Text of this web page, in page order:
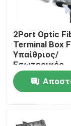
Σπίτι
Προϊόντα
Βίντεο
2Port Optic
Terminal Box
Υπαίθριος/
Εσωτερικός
υπολογιστής
Υλικό ανοιχτό